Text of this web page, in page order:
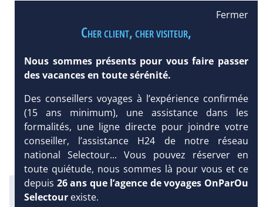
Infos météo :
26 °C
30 mm
Fermer
Cher client, cher visiteur,
Nous sommes présents pour vous faire passer
des vacances en toute sérénité.
Des conseillers voyages à l’expérience confirmée
(15 ans minimum), une assistance dans les
formalités, une ligne directe pour joindre votre
conseiller, l’assistance H24 de notre réseau
national Selectour... Vous pouvez réserver en
toute quiétude, nous sommes là pour vous et ce
depuis 26 ans que l’agence de voyages OnParOu
Selectour existe.